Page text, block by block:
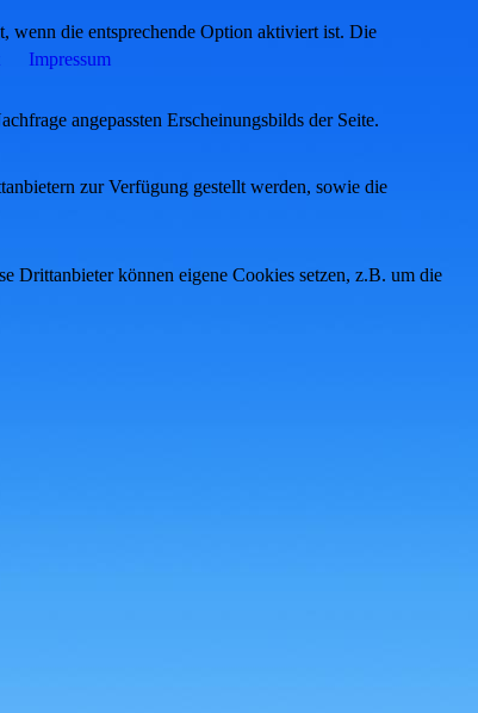
Impressum
wenn die entsprechende Option aktiviert ist. Die
angepassten Erscheinungsbilds der Seite.
zur Verfügung gestellt werden, sowie die
Drittanbieter können eigene Cookies setzen, z.B. um die